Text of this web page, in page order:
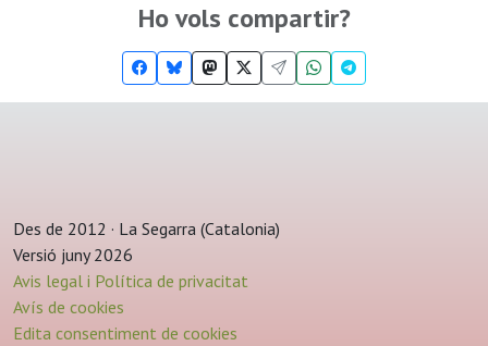
Ho vols compartir?
Des de 2012 · La Segarra (Catalonia)
Versió juny 2026
Avis legal i Política de privacitat
Avís de cookies
Edita consentiment de cookies